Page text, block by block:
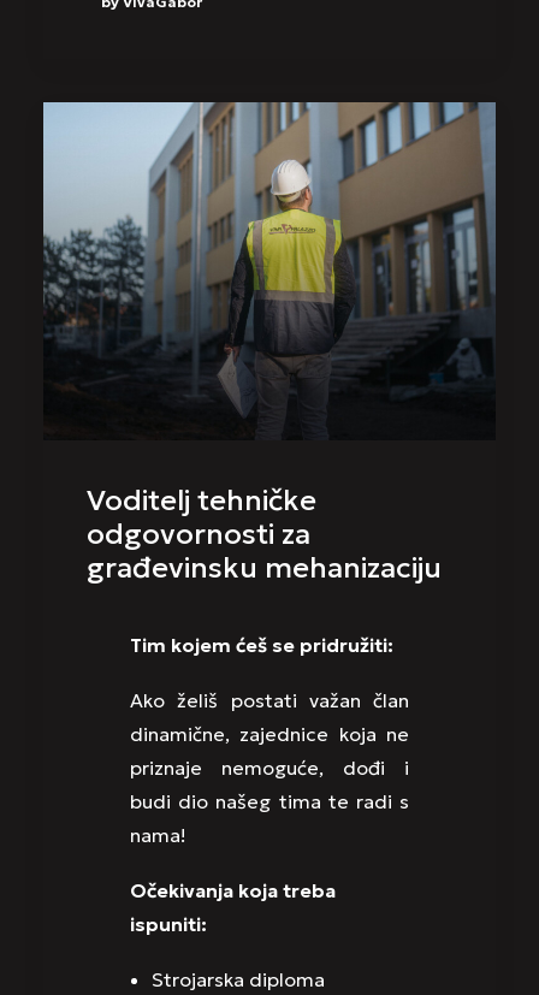
Voditelj tehničke
odgovornosti za
građevinsku mehanizaciju
Tim kojem ćeš se pridružiti:
Ako želiš postati važan član
dinamične, zajednice koja ne
priznaje nemoguće, dođi i
budi dio našeg tima te radi s
nama!
Očekivanja koja treba
ispuniti:
Strojarska diploma